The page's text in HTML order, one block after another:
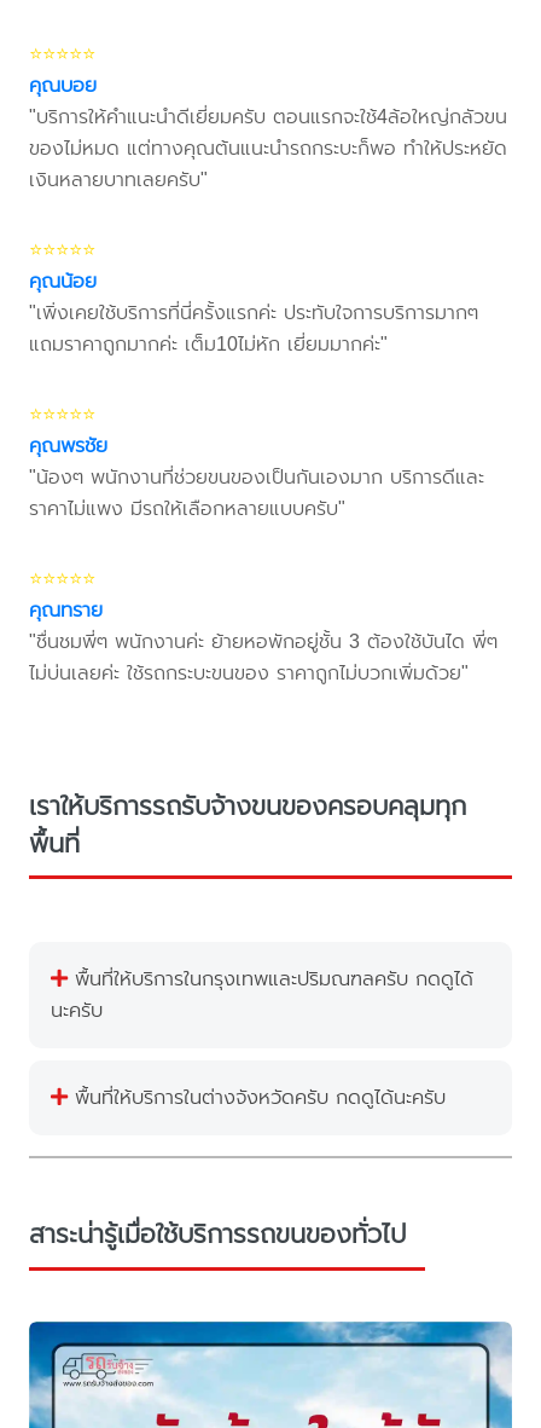
⭐⭐⭐⭐⭐
คุณบอย
"บริการให้คำแนะนำดีเยี่ยมครับ ตอนแรกจะใช้4ล้อใหญ่กลัวขน
ของไม่หมด แต่ทางคุณต้นแนะนำรถกระบะก็พอ ทำให้ประหยัด
เงินหลายบาทเลยครับ"
⭐⭐⭐⭐⭐
คุณน้อย
"เพิ่งเคยใช้บริการที่นี่ครั้งแรกค่ะ ประทับใจการบริการมากๆ
แถมราคาถูกมากค่ะ เต็ม10ไม่หัก เยี่ยมมากค่ะ"
⭐⭐⭐⭐⭐
คุณพรชัย
"น้องๆ พนักงานที่ช่วยขนของเป็นกันเองมาก บริการดีและ
ราคาไม่แพง มีรถให้เลือกหลายแบบครับ"
⭐⭐⭐⭐⭐
คุณทราย
"ชื่นชมพี่ๆ พนักงานค่ะ ย้ายหอพักอยู่ชั้น 3 ต้องใช้บันได พี่ๆ
ไม่บ่นเลยค่ะ ใช้รถกระบะขนของ ราคาถูกไม่บวกเพิ่มด้วย"
เราให้บริการรถรับจ้างขนของครอบคลุมทุก
พื้นที่
พื้นที่ให้บริการในกรุงเทพและปริมณฑลครับ กดดูได้
นะครับ
พื้นที่ให้บริการในต่างจังหวัดครับ กดดูได้นะครับ
สาระน่ารู้เมื่อใช้บริการรถขนของทั่วไป